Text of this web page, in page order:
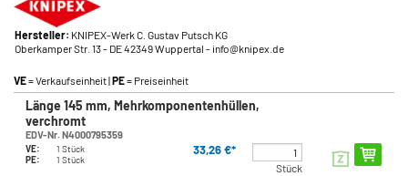
Hersteller: KNIPEX-Werk C. Gustav Putsch KG
Oberkamper Str. 13- DE 42349 Wuppertal - info@knipex.de
VE= Verkaufseinheit |PE= Preiseinheit
Länge 145 mm, Mehrkomponentenhüllen,
verchromt
EDV-Nr. N4000795359
VE:
1 Stück
PE:
1 Stück
33,26 €*
Stück